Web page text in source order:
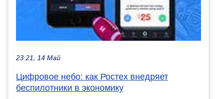
23:21, 14 Май
Цифровое небо: как Ростех внедряет
беспилотники в экономику